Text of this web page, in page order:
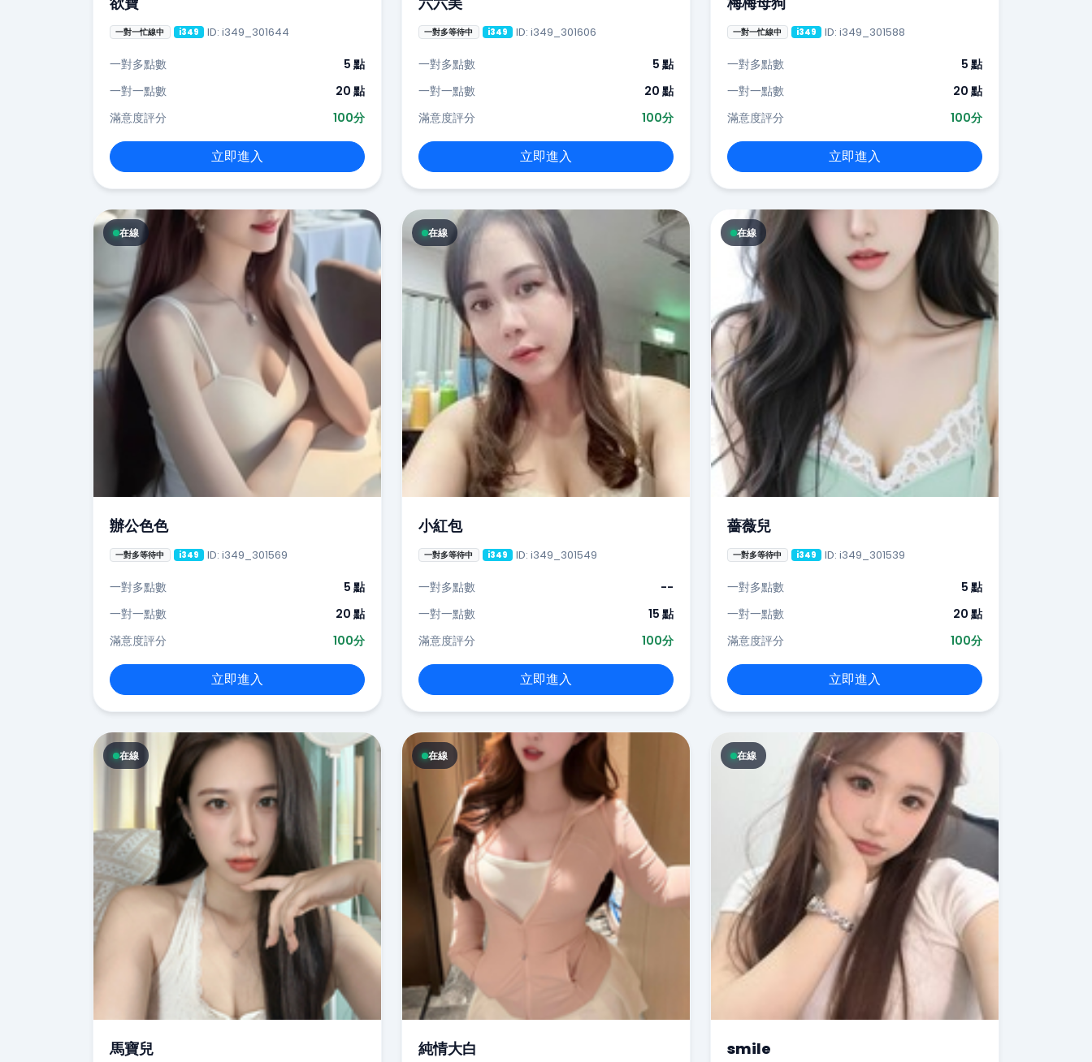
一對一忙線中 i349 ID: i349_301644
一對多點數
5 點
一對一點數
20 點
滿意度評分
100分
立即進入
一對多等待中 i349 ID: i349_301606
一對多點數
5 點
一對一點數
20 點
滿意度評分
100分
立即進入
一對一忙線中 i349 ID: i349_301588
一對多點數
5 點
一對一點數
20 點
滿意度評分
100分
立即進入
在線
辦公色色
一對多等待中 i349 ID: i349_301569
一對多點數
5 點
一對一點數
20 點
滿意度評分
100分
立即進入
在線
小紅包
一對多等待中 i349 ID: i349_301549
一對多點數
--
一對一點數
15 點
滿意度評分
100分
立即進入
在線
薔薇兒
一對多等待中 i349 ID: i349_301539
一對多點數
5 點
一對一點數
20 點
滿意度評分
100分
立即進入
在線
馬寶兒
在線
純情大白
在線
smile